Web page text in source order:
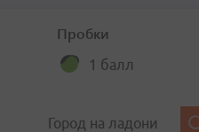
Пробки
1 балл
Город на ладони